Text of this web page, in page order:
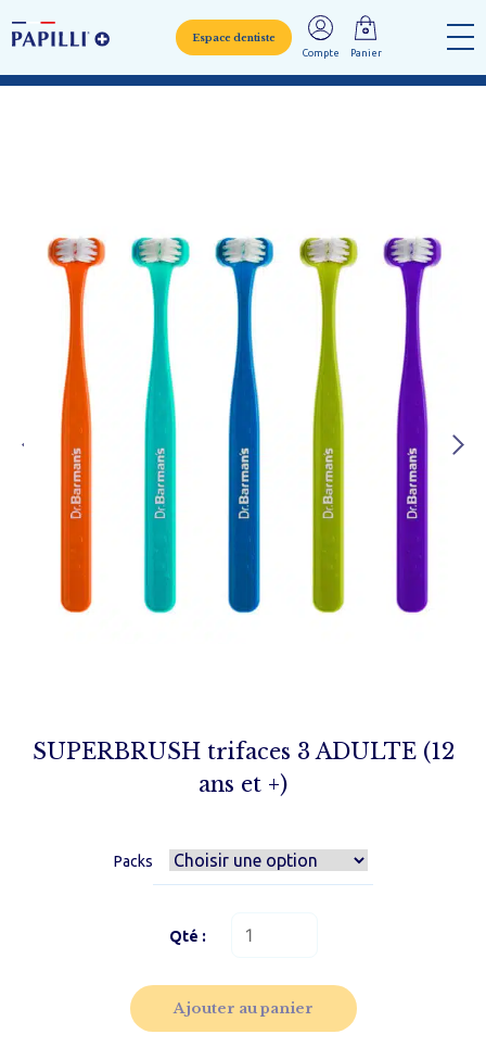
Espace dentiste
Compte Panier
SUPERBRUSH trifaces 3 ADULTE (12
ans et +)
Packs
trifaces
3
ADULTE
Ajouter au panier